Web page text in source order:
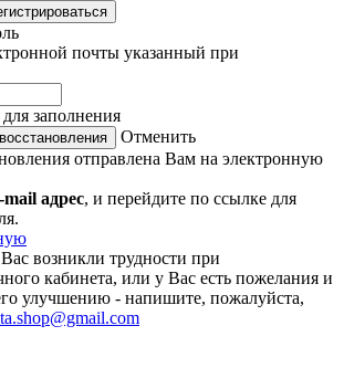
почты указанный при
заполнения
Отменить
отправлена Вам на электронную
адрес, и перейдите по ссылке для
возникли трудности при
кабинета, или у Вас есть пожелания и
улучшению - напишите, пожалуйста,